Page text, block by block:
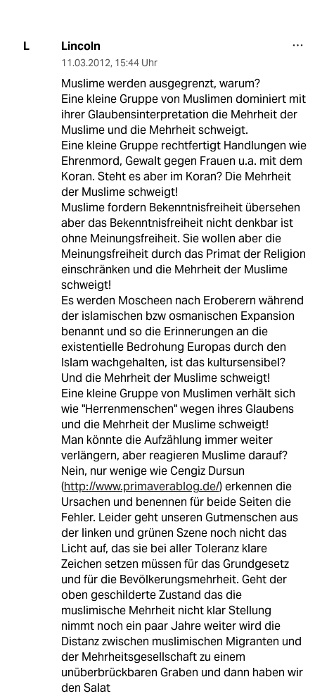
L Lincoln
11.03.2012, 15:44 Uhr
Muslime werden ausgegrenzt, warum?
Eine kleine Gruppe von Muslimen dominiert mit
ihrer Glaubensinterpretation die Mehrheit der
Muslime und die Mehrheit schweigt.
Eine kleine Gruppe rechtfertigt Handlungen wie
Ehrenmord, Gewalt gegen Frauen u.a. mit dem
Koran. Steht es aber im Koran? Die Mehrheit
der Muslime schweigt!
Muslime fordern Bekenntnisfreiheit übersehen
aber das Bekenntnisfreiheit nicht denkbar ist
ohne Meinungsfreiheit. Sie wollen aber die
Meinungsfreiheit durch das Primat der Religion
einschränken und die Mehrheit der Muslime
schweigt!
Es werden Moscheen nach Eroberern während
der islamischen bzw osmanischen Expansion
benannt und so die Erinnerungen an die
existentielle Bedrohung Europas durch den
Islam wachgehalten, ist das kultursensibel?
Und die Mehrheit der Muslime schweigt!
Eine kleine Gruppe von Muslimen verhält sich
wie "Herrenmenschen" wegen ihres Glaubens
und die Mehrheit der Muslime schweigt!
Man könnte die Aufzählung immer weiter
verlängern, aber reagieren Muslime darauf?
Nein, nur wenige wie Cengiz Dursun
(http://www.primaverablog.de/) erkennen die
Ursachen und benennen für beide Seiten die
Fehler. Leider geht unseren Gutmenschen aus
der linken und grünen Szene noch nicht das
Licht auf, das sie bei aller Toleranz klare
Zeichen setzen müssen für das Grundgesetz
und für die Bevölkerungsmehrheit. Geht der
oben geschilderte Zustand das die
muslimische Mehrheit nicht klar Stellung
nimmt noch ein paar Jahre weiter wird die
Distanz zwischen muslimischen Migranten und
der Mehrheitsgesellschaft zu einem
unüberbrückbaren Graben und dann haben wir
den Salat